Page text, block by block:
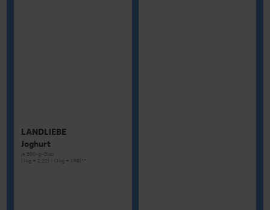
LANDLIEBE
Joghurt
je 500-g-Glas
(1 kg = 2.22) / (1 kg = 1.98)**